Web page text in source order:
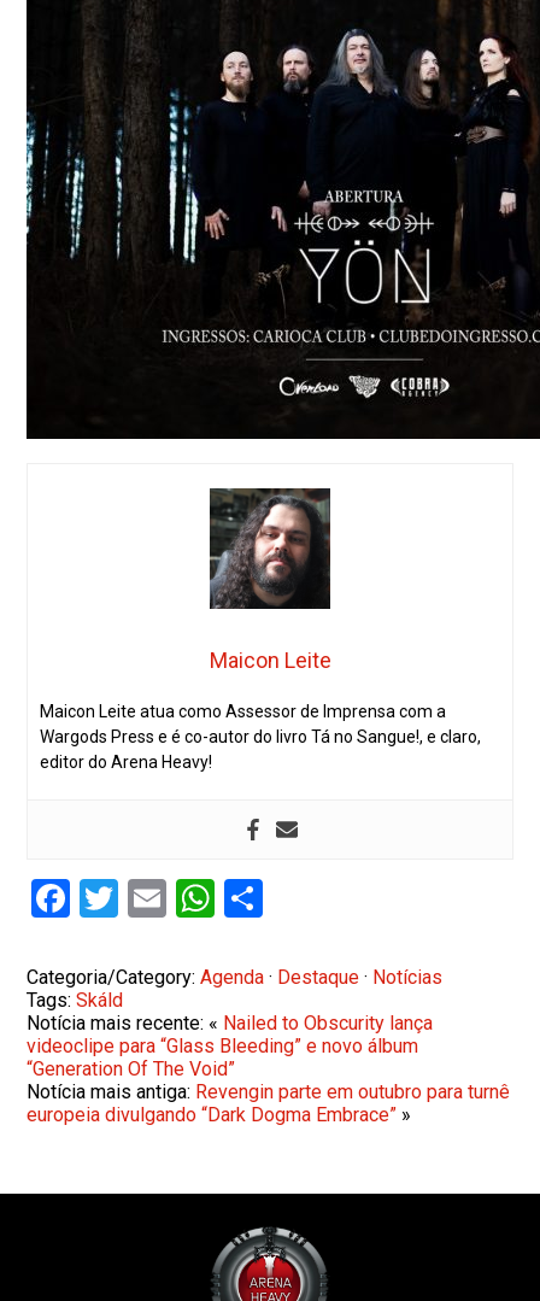
Maicon Leite
Maicon Leite atua como Assessor de Imprensa com a
Wargods Press e é co-autor do livro Tá no Sangue!, e claro,
editor do Arena Heavy!
Facebook
Twitter
EmailWhatsApp
Categoria/Category:Agenda · Destaque · Notícias
Tags:Skáld
Notícia mais recente: « Nailed to Obscurity lança
videoclipe para “Glass Bleeding” e novo álbum
“Generation Of The Void”
Notícia mais antiga: Revengin parte em outubro para turnê
europeia divulgando “Dark Dogma Embrace” »